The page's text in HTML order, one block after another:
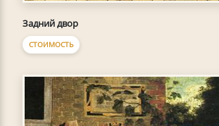
Задний двор
СТОИМОСТЬ